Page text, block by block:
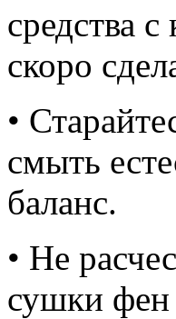
средства
скоро
•
смыть
баланс.
• Не
сушки фен